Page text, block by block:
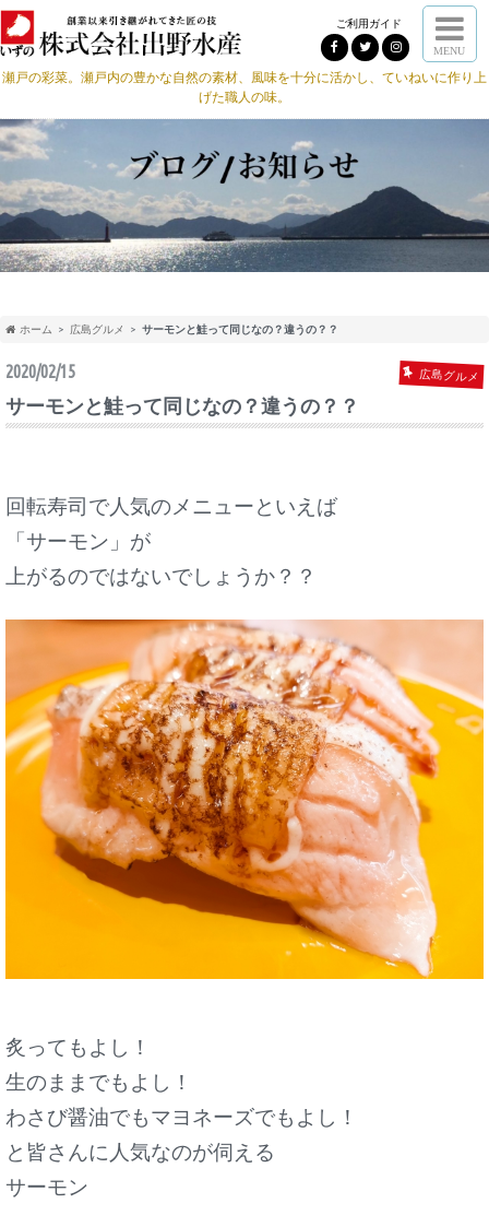
ご利用ガイド
MENU
瀬戸の彩菜。瀬戸内の豊かな自然の素材、風味を十分に活かし、ていねいに作り上
げた職人の味。
ホーム 広島グルメ サーモンと鮭って同じなの？違うの？？
2020/02/15 広島グルメ
サーモンと鮭って同じなの？違うの？？
回転寿司で人気のメニューといえば
「サーモン」が
上がるのではないでしょうか？？
炙ってもよし！
生のままでもよし！
わさび醤油でもマヨネーズでもよし！
と皆さんに人気なのが伺える
サーモン